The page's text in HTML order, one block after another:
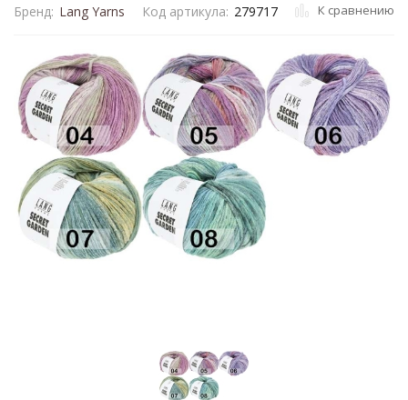
Бренд: Lang Yarns Код артикула: 279717 К сравнению